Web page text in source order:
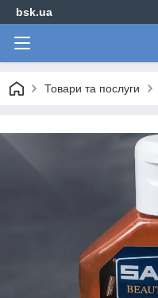
bsk.ua
Товари та послуги